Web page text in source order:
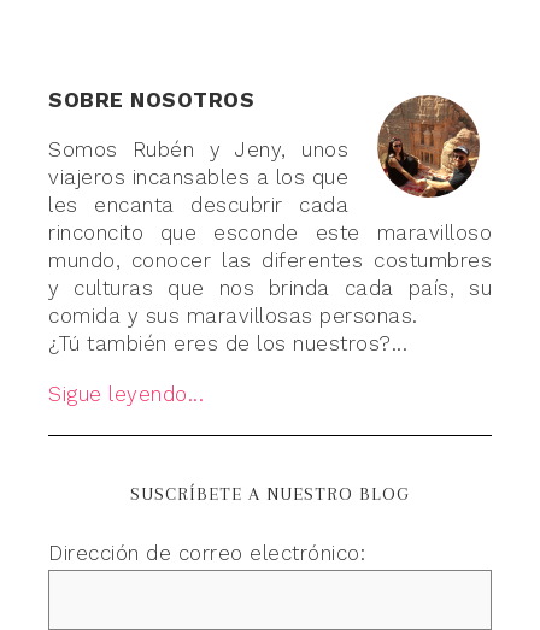
SOBRE NOSOTROS
Somos Rubén y Jeny, unos
viajeros incansables a los que
les encanta descubrir cada
rinconcito que esconde este maravilloso
mundo, conocer las diferentes costumbres
y culturas que nos brinda cada país, su
comida y sus maravillosas personas.
¿Tú también eres de los nuestros?...
Sigue leyendo...
SUSCRÍBETE A NUESTRO BLOG
Dirección de correo electrónico: